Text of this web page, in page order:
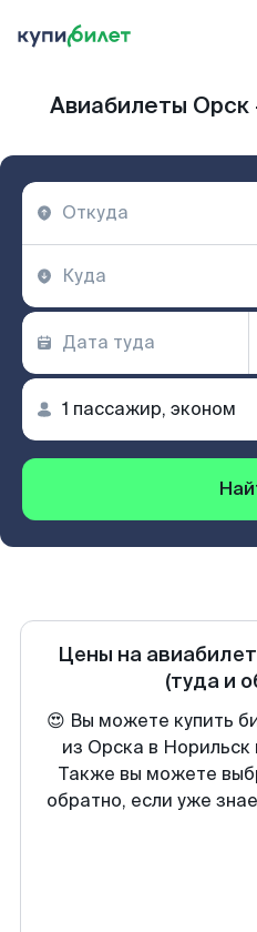
Авиабилеты Орск
Цены на
(туда и
😍 Вы можете купить
из Орска в Норильск
Также вы можете
обратно, если уже